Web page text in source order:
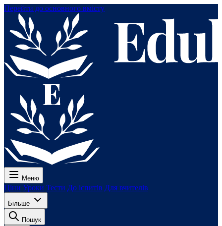
Перейти до основного вмісту
Меню
Ціни Уроки Тести До іспитів Для вчителів
Більше
Пошук